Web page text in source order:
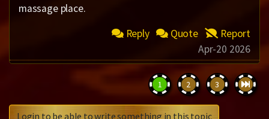
massage place.
Reply
Quote
Report
Apr-20 2026
1 2 3
Login to be able to write something in this topic